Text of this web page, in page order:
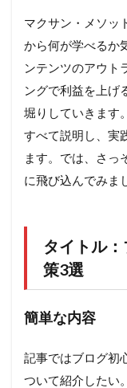
マクサン・メソッ
から何が学べるか
ンテンツのアウト
ングで利益を上げ
堀りしていきます
すべて説明し、実
ます。では、さっ
に飛び込んでみま
タイトル
策3選
簡単な内容
記事ではブログ初
ついて紹介したい